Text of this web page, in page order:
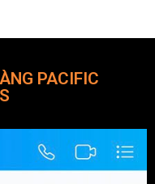
PACIFIC